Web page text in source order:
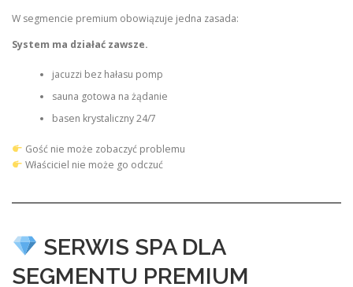
W segmencie premium obowiązuje jedna zasada:
System ma działać zawsze.
jacuzzi bez hałasu pomp
sauna gotowa na żądanie
basen krystaliczny 24/7
Gość nie może zobaczyć problemu
Właściciel nie może go odczuć
SERWIS SPA DLA
SEGMENTU PREMIUM